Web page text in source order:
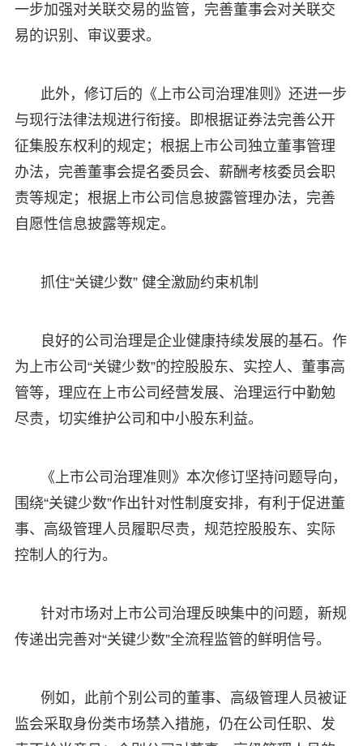
一步加强对关联交易的监管，完善董事会对关联交
易的识别、审议要求。
此外，修订后的《上市公司治理准则》还进一步
与现行法律法规进行衔接。即根据证券法完善公开
征集股东权利的规定；根据上市公司独立董事管理
办法，完善董事会提名委员会、薪酬考核委员会职
责等规定；根据上市公司信息披露管理办法，完善
自愿性信息披露等规定。
抓住“关键少数” 健全激励约束机制
良好的公司治理是企业健康持续发展的基石。作
为上市公司“关键少数”的控股股东、实控人、董事高
管等，理应在上市公司经营发展、治理运行中勤勉
尽责，切实维护公司和中小股东利益。
《上市公司治理准则》本次修订坚持问题导向，
围绕“关键少数”作出针对性制度安排，有利于促进董
事、高级管理人员履职尽责，规范控股股东、实际
控制人的行为。
针对市场对上市公司治理反映集中的问题，新规
传递出完善对“关键少数”全流程监管的鲜明信号。
例如，此前个别公司的董事、高级管理人员被证
监会采取身份类市场禁入措施，仍在公司任职、发